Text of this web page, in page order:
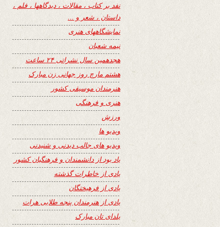
نفد بر کتاب ، مقالات ، دیدگاهها ، فلم ،
داستان ، شعر و …
نمایشگاههای هنری
نیمه شعبان
هجدهمین سال نشراتی ۲۴ ساعت
هشتم مارچ روز جهانی زن مبارک
هنرمندان موسیقی کشور
هنری و فرهنگی
ورزش
ویدیو ها
ویدیو های جالب دیدنی و شنیدنی
یاد بود از دانشمندان و فرهنگیان کشور
یادی از خاطرات گذشته
یادی از فرهیختگان
یادی از هنرمندان پنجه طلایی هرات
یلدای تان مبارک